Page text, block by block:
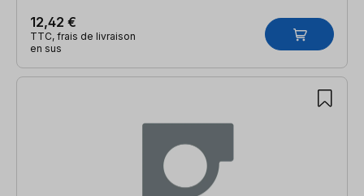
12,42 €
TTC, frais de livraison
en sus